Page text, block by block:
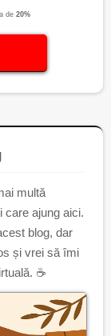
de 20%
multă
care ajung aici.
blog, dar
și vrei să îmi
☕